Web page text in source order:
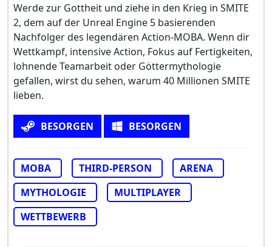
Werde zur Gottheit und ziehe in den Krieg in SMITE
2, dem auf der Unreal Engine 5 basierenden
Nachfolger des legendären Action-MOBA. Wenn dir
Wettkampf, intensive Action, Fokus auf Fertigkeiten,
lohnende Teamarbeit oder Göttermythologie
gefallen, wirst du sehen, warum 40 Millionen SMITE
lieben.
BESORGEN BESORGEN
MOBA THIRD-PERSON
ARENA
MYTHOLOGIE
MULTIPLAYER
WETTBEWERB